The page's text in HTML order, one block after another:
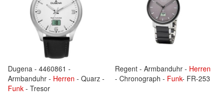
Dugena - 4460861 -
Armbanduhr - Herren - Quarz -
Funk - Tresor
Regent - Armbanduhr - Herren
- Chronograph - Funk- FR-253